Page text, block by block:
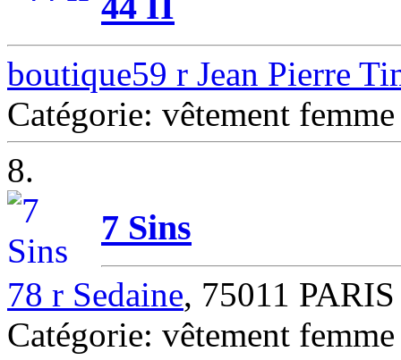
boutique59 r Jean Pierre
Catégorie: vêtement
8.
7 Sins
78 r Sedaine, 75011 PARIS
Catégorie: vêtement